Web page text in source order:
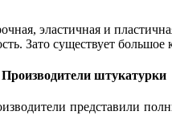
эластичная и
Зато существует
Производители штукатурки
представили